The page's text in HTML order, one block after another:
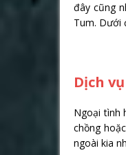
đây cũng
Tum. Dưới
Dịch
Ngoại tình
chồng
ngoài kia